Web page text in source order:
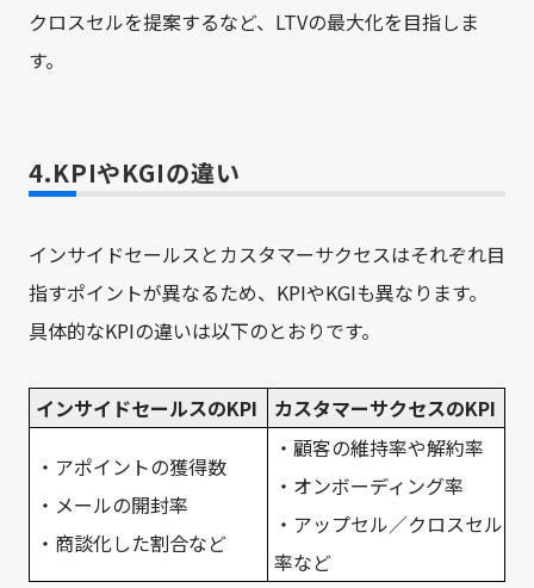
クロスセルを提案するなど、LTVの最大化を目指しま
す。
4.KPIやKGIの違い
インサイドセールスとカスタマーサクセスはそれぞれ目
指すポイントが異なるため、KPIやKGIも異なります。
具体的なKPIの違いは以下のとおりです。
インサイドセールスのKPI カスタマーサクセスのKPI
・アポイントの獲得数
・メールの開封率
・商談化した割合など
・顧客の維持率や解約率
・オンボーディング率
・アップセル／クロスセル
率など